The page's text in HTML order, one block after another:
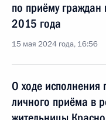
по приёму
2015 года
15 мая 2024 года, 16:56
О ходе исполнения
личного приёма в